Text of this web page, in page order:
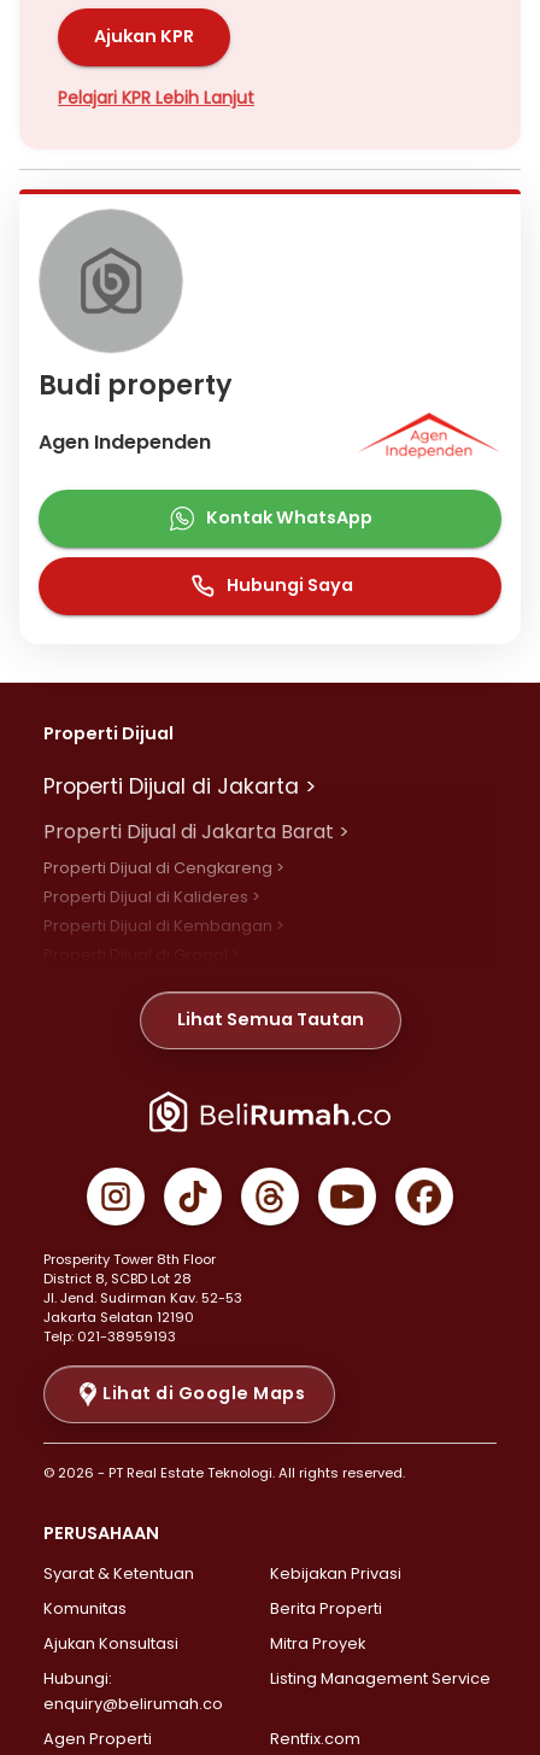
Ajukan KPR
Pelajari KPR Lebih Lanjut
Budi property
Agen Independen
Kontak WhatsApp
Hubungi Saya
Properti Dijual
Properti Dijual di Jakarta >
Properti Dijual di Jakarta Barat >
Properti Dijual di Cengkareng >
Properti Dijual di Kalideres >
Properti Dijual di Kembangan >
Properti Dijual di Meruya >
Properti Dijual di Jelambar >
Properti Dijual di Jakarta Pusat >
Properti Dijual di Gambir >
Properti Dijual di Johar Baru >
Properti Dijual di Menteng >
Properti Dijual di Senen >
Properti Dijual di Tanah Abang >
Properti Dijual di Cikini >
Properti Dijual di Kramat >
Properti Dijual di Pasar Baru >
Properti Dijual di Bendungan Hilir >
Properti Dijual di Jakarta Selatan >
Properti Dijual di Lebak Bulus >
Properti Dijual di Gandaria Selatan >
Properti Dijual di Pondok Labu >
Properti Dijual di Lenteng Agung >
Properti Dijual di Senayan >
Properti Dijual di Pondok Pinang >
Lihat Semua Tautan
Prosperity Tower 8th Floor
District 8, SCBD Lot 28
JI. Jend. Sudirman Kav. 52-53
Jakarta Selatan 12190
Telp: 021-38959193
Lihat di Google Maps
© 2026 - PT Real Estate Teknologi. All rights reserved.
PERUSAHAAN
Syarat & Ketentuan
Kebijakan Privasi
Komunitas
Berita Properti
Ajukan Konsultasi
Mitra Proyek
Hubungi:
enquiry@belirumah.co
Listing Management Service
Agen Properti Rentfix.com